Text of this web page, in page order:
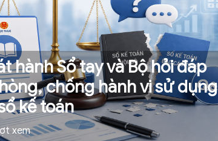
hành Sổ tay và Bộ hỏi đáp
chống hành vi sử dụng
kế toán
xem